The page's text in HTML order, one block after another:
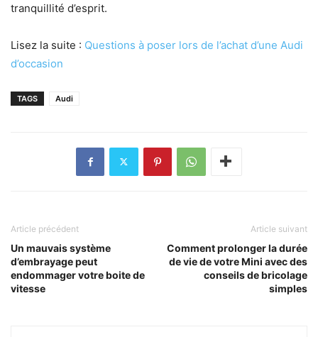
tranquillité d’esprit.
Lisez la suite : Questions à poser lors de l’achat d’une Audi
d’occasion
TAGS Audi
Article précédent
Un mauvais système
d’embrayage peut
endommager votre boite de
vitesse
Article suivant
Comment prolonger la durée
de vie de votre Mini avec des
conseils de bricolage
simples